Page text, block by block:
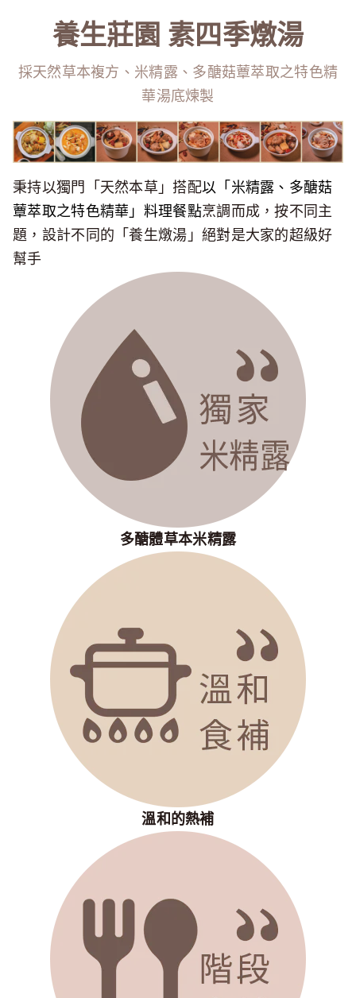
養生莊園 素四季燉湯
採天然草本複方、米精露、多醣菇蕈萃取之特色精
華湯底煉製
秉持以獨門「天然本草」搭配以「米精露、多醣菇
蕈萃取之特色精華 」料理餐點烹調而成，按不同主
題，設計不同的「養生燉湯」絕對是大家的超級好
幫手
多醣體草本米精露
溫和的熱補